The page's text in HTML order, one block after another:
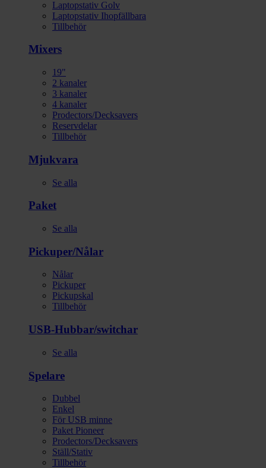
Laptopstativ Golv
Laptopstativ Ihopfällbara
Tillbehör
Mixers
19"
2 kanaler
3 kanaler
4 kanaler
Prodectors/Decksavers
Reservdelar
Tillbehör
Mjukvara
Se alla
Paket
Se alla
Pickuper/Nålar
Nålar
Pickuper
Pickupskal
Tillbehör
USB-Hubbar/switchar
Se alla
Spelare
Dubbel
Enkel
För USB minne
Paket Pioneer
Prodectors/Decksavers
Ställ/Stativ
Tillbehör